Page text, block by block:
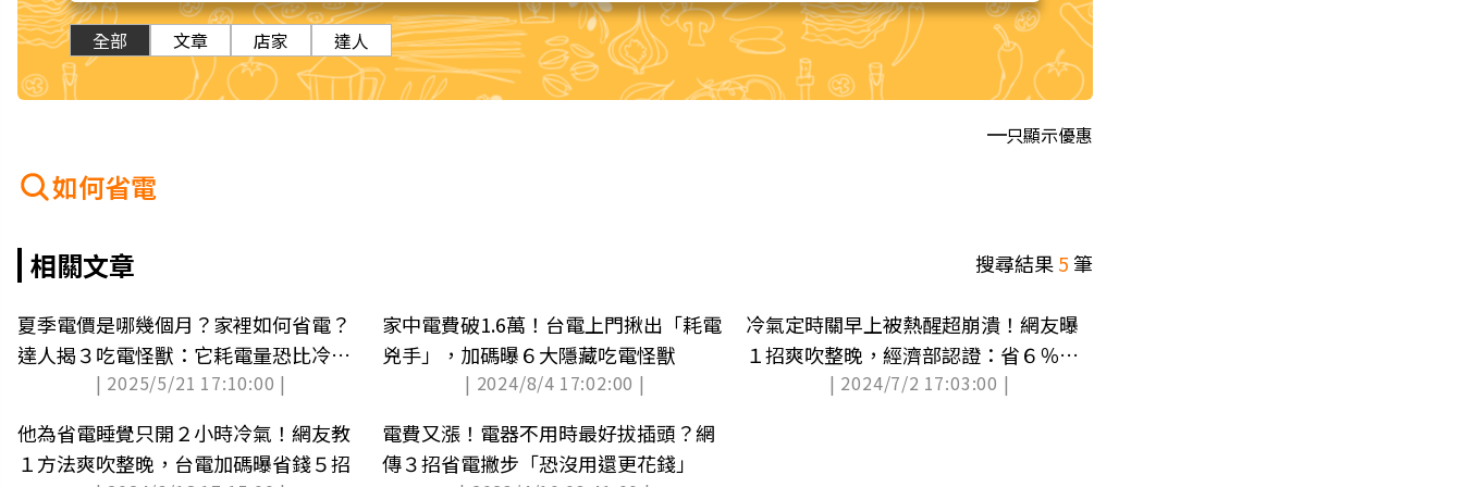
全部 文章 店家 達人
只顯示優惠
如何省電
相關文章 搜尋結果5筆
夏季電價是哪幾個月？家裡如何省電？
達人揭３吃電怪獸：它耗電量恐比冷氣
| 2025/5/21 17:10:00 |
家中電費破1.6萬！台電上門揪出「耗電
兇手」，加碼曝６大隱藏吃電怪獸
| 2024/8/4 17:02:00 |
冷氣定時關早上被熱醒超崩潰！網友曝
１招爽吹整晚，經濟部認證：省６％電
| 2024/7/2 17:03:00 |
他為省電睡覺只開２小時冷氣！網友教
１方法爽吹整晚，台電加碼曝省錢５招
電費又漲！電器不用時最好拔插頭？網
傳３招省電撇步「恐沒用還更花錢」